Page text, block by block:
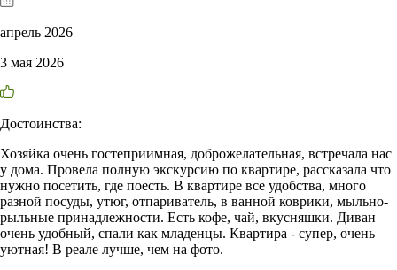
апрель 2026
3 мая 2026
Достоинства:
Хозяйка очень гостеприимная, доброжелательная, встречала нас
у дома. Провела полную экскурсию по квартире, рассказала что
нужно посетить, где поесть. В квартире все удобства, много
разной посуды, утюг, отпариватель, в ванной коврики, мыльно-
рыльные принадлежности. Есть кофе, чай, вкусняшки. Диван
очень удобный, спали как младенцы. Квартира - супер, очень
уютная! В реале лучше, чем на фото.